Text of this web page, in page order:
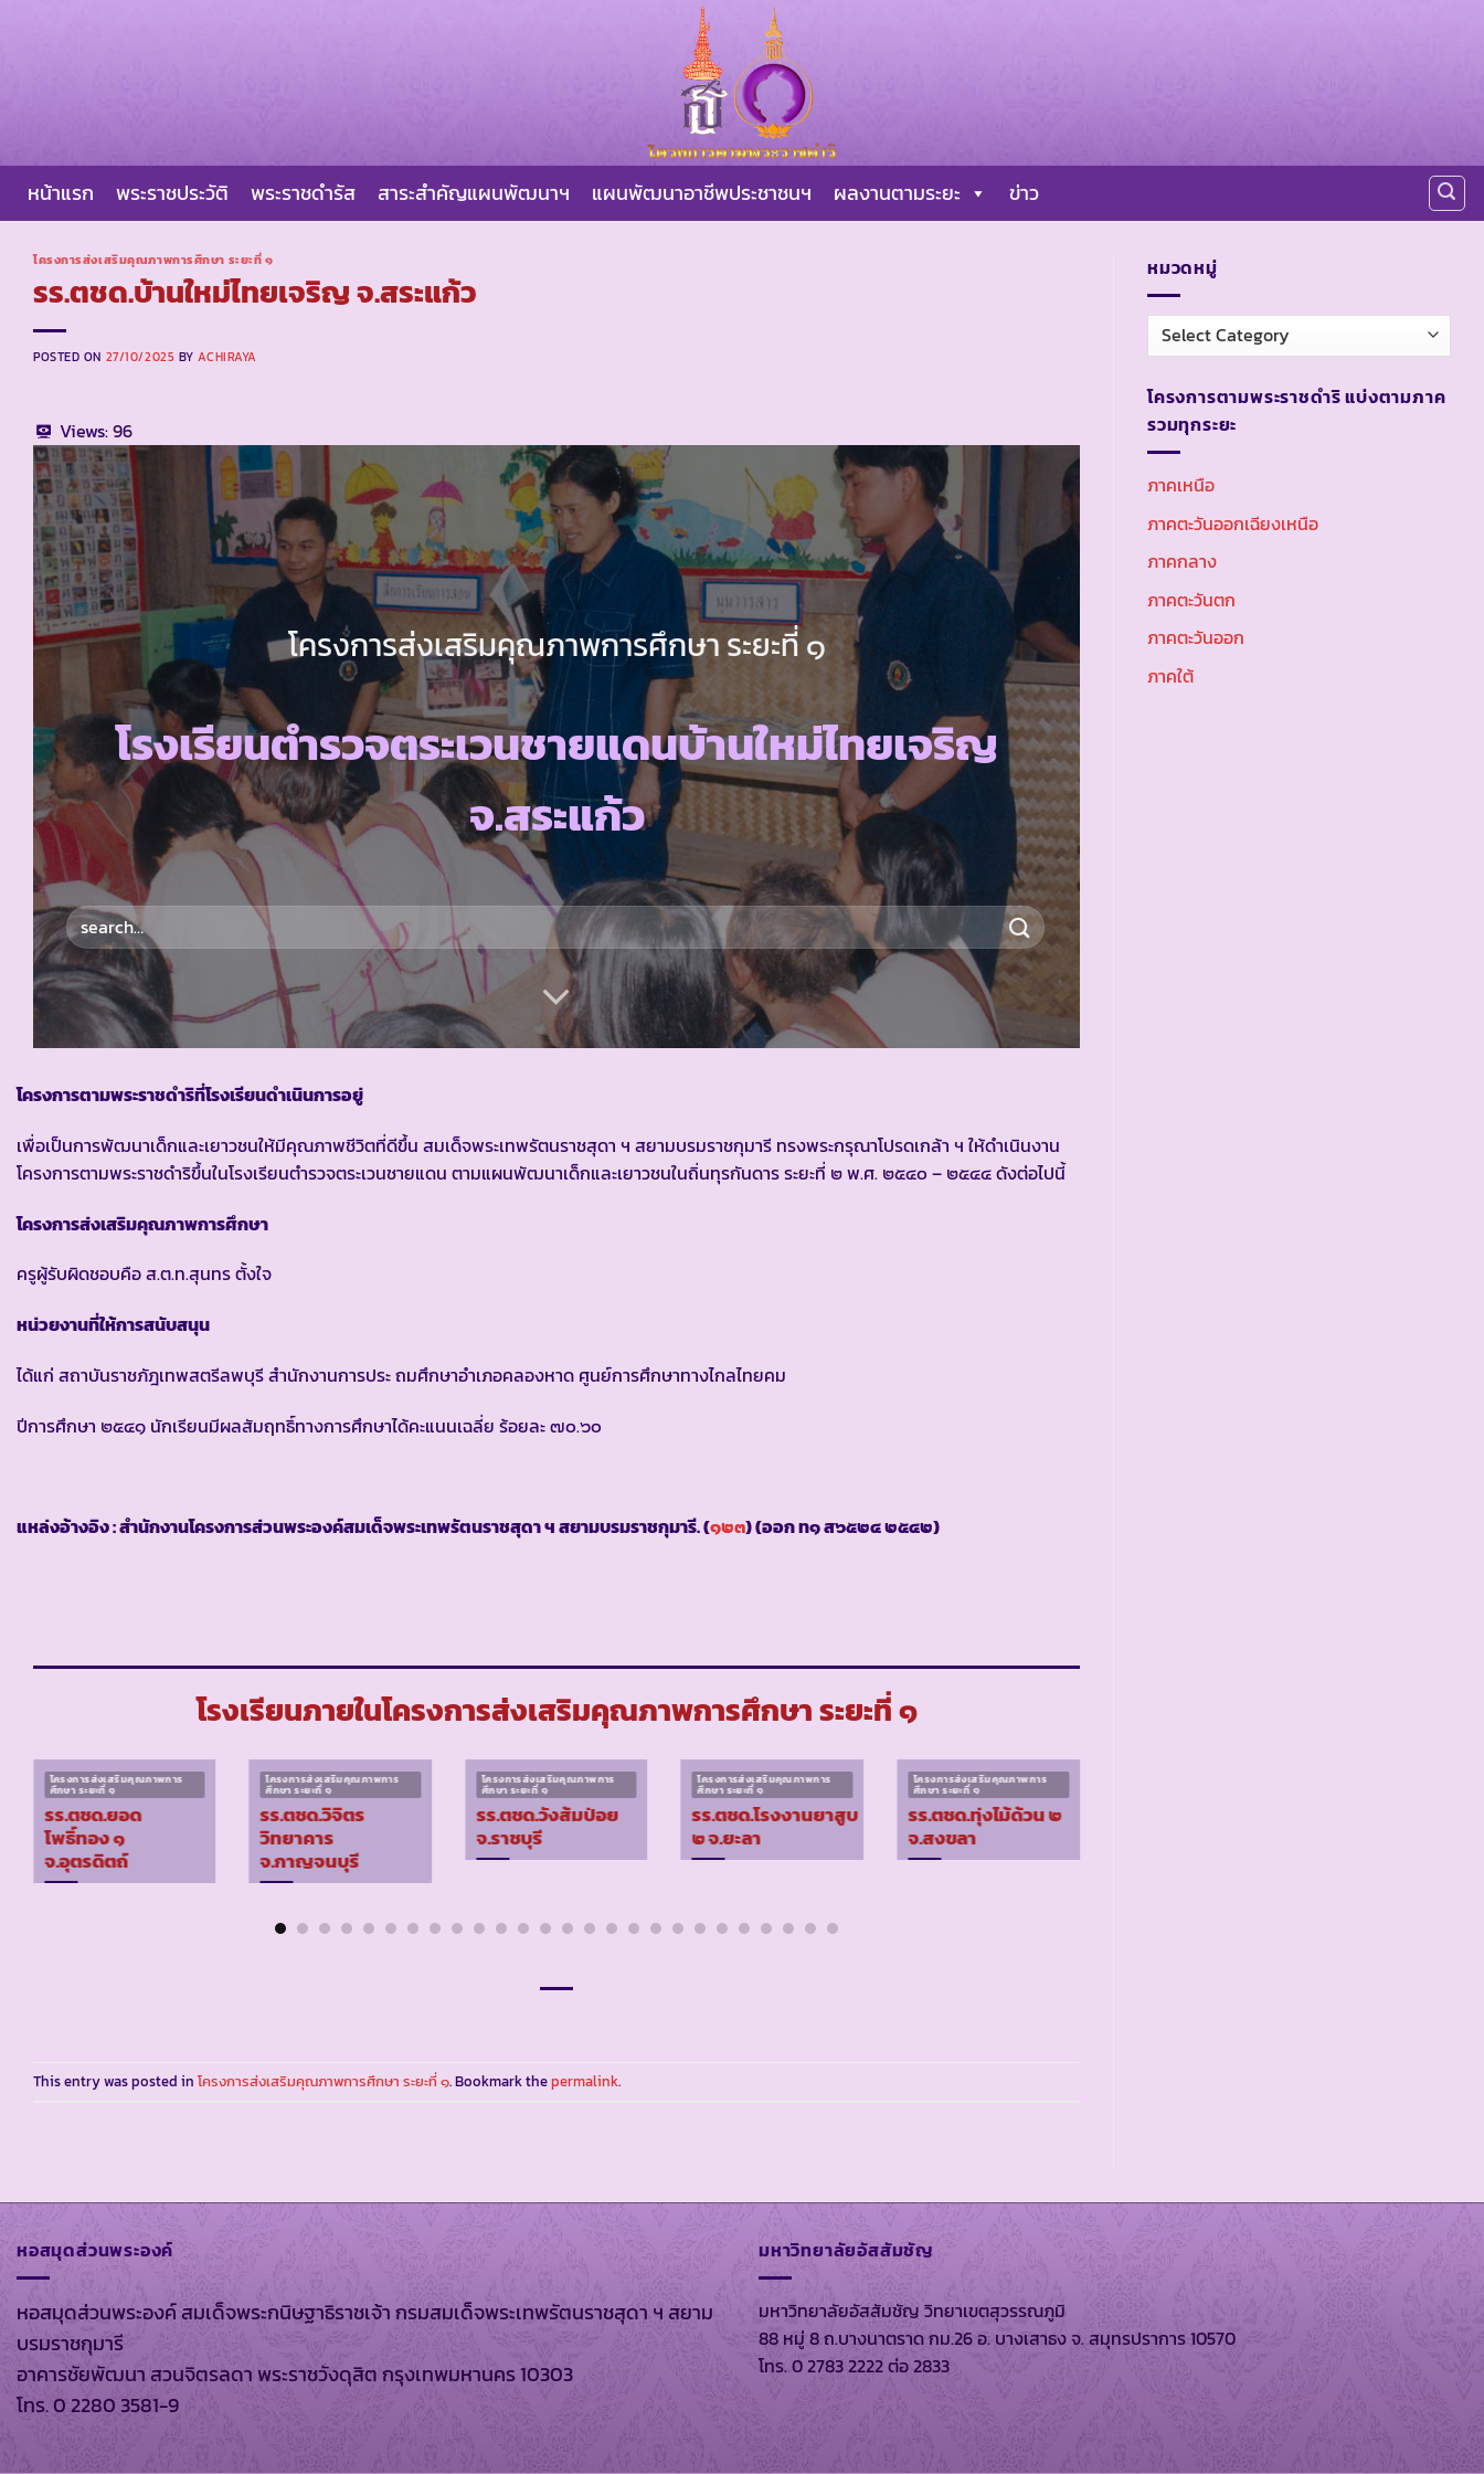
หน้าแรก พระราชประวัติ พระราชดำรัส สาระสำคัญแผนพัฒนาฯ แผนพัฒนาอาชีพประชาชนฯ ผลงานตามระยะ ข่าว
โครงการส่งเสริมคุณภาพการศึกษา ระยะที่ ๑
รร.ตชด.บ้านใหม่ไทยเจริญ จ.สระแก้ว
POSTED ON 27/10/2025 BYACHIRAYA
Views:96
โครงการส่งเสริมคุณภาพการศึกษา ระยะที่ ๑
โรงเรียนตำรวจตระเวนชายแดนบ้านใหม่ไทยเจริญ
จ.สระแก้ว
โครงการตามพระราชดำริที่โรงเรียนดำเนินการอยู่
เพื่อเป็นการพัฒนาเด็กและเยาวชนให้มีคุณภาพชีวิตที่ดีขึ้น สมเด็จพระเทพรัตนราชสุดา ฯ สยามบรมราชกุมารี ทรงพระกรุณาโปรดเกล้า ฯ ให้ดำเนินงาน
โครงการตามพระราชดำริขึ้นในโรงเรียนตำรวจตระเวนชายแดน ตามแผนพัฒนาเด็กและเยาวชนในถิ่นทุรกันดาร ระยะที่ ๒ พ.ศ. ๒๕๔๐ – ๒๕๔๔ ดังต่อไปนี้
โครงการส่งเสริมคุณภาพการศึกษา
ครูผู้รับผิดชอบคือ ส.ต.ท.สุนทร ตั้งใจ
หน่วยงานที่ให้การสนับสนุน
ได้แก่ สถาบันราชภัฎเทพสตรีลพบุรี สำนักงานการประ ถมศึกษาอำเภอคลองหาด ศูนย์การศึกษาทางไกลไทยคม
ปีการศึกษา ๒๕๔๑ นักเรียนมีผลสัมฤทธิ์ทางการศึกษาได้คะแนนเฉลี่ย ร้อยละ ๗๐.๖๐
แหล่งอ้างอิง : สำนักงานโครงการส่วนพระองค์สมเด็จพระเทพรัตนราชสุดา ฯ สยามบรมราชกุมารี. (๑๒๓) (ออก ท๑ ส๖๕๒๔ ๒๕๔๒)
โรงเรียนภายในโครงการส่งเสริมคุณภาพการศึกษา ระยะที่ ๑
โครงการส่งเสริมคุณภาพการ
ศึกษา ระยะที่ ๑
รร.ตชด.ยอด
โพธิ์ทอง ๑
จ.อุตรดิตถ์
โครงการส่งเสริมคุณภาพการ
ศึกษา ระยะที่ ๑
รร.ตชด.วิจิตร
วิทยาคาร
จ.กาญจนบุรี
โครงการส่งเสริมคุณภาพการ
ศึกษา ระยะที่ ๑
รร.ตชด.วังส้มป่อย
จ.ราชบุรี
โครงการส่งเสริมคุณภาพการ
ศึกษา ระยะที่ ๑
รร.ตชด.โรงงานยาสูบ
๒ จ.ยะลา
โครงการส่งเสริมคุณภาพการ
ศึกษา ระยะที่ ๑
รร.ตชด.ทุ่งไม้ด้วน ๒
จ.สงขลา
This entry was posted in โครงการส่งเสริมคุณภาพการศึกษา ระยะที่ ๑. Bookmark thepermalink.
หมวดหมู่
หมวด
หมู่
โครงการตามพระราชดำริ แบ่งตามภาค
รวมทุกระยะ
ภาคเหนือ
ภาคตะวันออกเฉียงเหนือ
ภาคกลาง
ภาคตะวันตก
ภาคตะวันออก
ภาคใต้
หอสมุดส่วนพระองค์
หอสมุดส่วนพระองค์ สมเด็จพระกนิษฐาธิราชเจ้า กรมสมเด็จพระเทพรัตนราชสุดา ฯ สยาม
บรมราชกุมารี
อาคารชัยพัฒนา สวนจิตรลดา พระราชวังดุสิต กรุงเทพมหานคร 10303
โทร. 0 2280 3581-9
มหาวิทยาลัยอัสสัมชัญ
มหาวิทยาลัยอัสสัมชัญ วิทยาเขตสุวรรณภูมิ
88 หมู่ 8 ถ.บางนาตราด กม.26 อ. บางเสาธง จ. สมุทรปราการ 10570
โทร. 0 2783 2222 ต่อ 2833